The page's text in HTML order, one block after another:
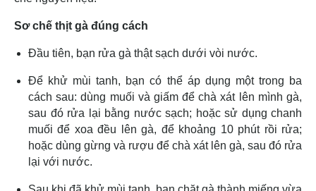
Sơ chế thịt gà đúng cách
Đầu tiên, bạn rửa gà thật sạch dưới vòi nước.
Để khử mùi tanh, bạn có thể áp dụng một trong ba
cách sau: dùng muối và giấm để chà xát lên mình gà,
sau đó rửa lại bằng nước sạch; hoặc sử dụng chanh
muối để xoa đều lên gà, để khoảng 10 phút rồi rửa;
hoặc dùng gừng và rượu để chà xát lên gà, sau đó rửa
lại với nước.